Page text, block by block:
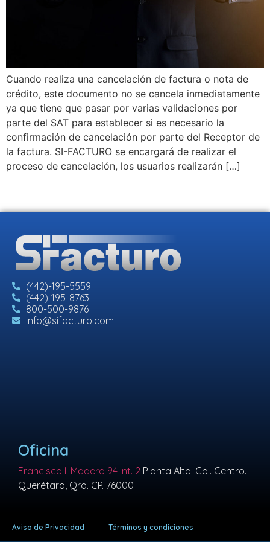
Cuando realiza una cancelación de factura o nota de
crédito, este documento no se cancela inmediatamente
ya que tiene que pasar por varias validaciones por
parte del SAT para establecer si es necesario la
confirmación de cancelación por parte del Receptor de
la factura. SI-FACTURO se encargará de realizar el
proceso de cancelación, los usuarios realizarán […]
(442)-195-5559
(442)-195-8763
800-500-9876
info@sifacturo.com
Oficina
Francisco I. Madero 94 Int. 2 Planta Alta. Col. Centro.
Querétaro, Qro. CP. 76000
Aviso de Privacidad Términos y condiciones